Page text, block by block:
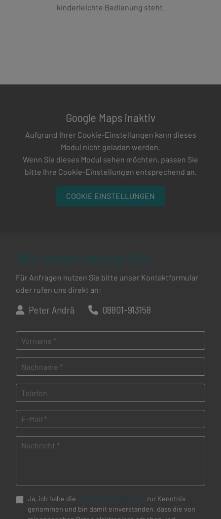
kinderleichte Bedienung steht.
Google Maps inaktiv
Aufgrund Ihrer Cookie-Einstellungen kann dieses
Modul nicht geladen werden.
Wenn Sie dieses Modul sehen möchten, passen Sie
bitte Ihre Cookie-Einstellungen entsprechend an.
COOKIE EINSTELLUNGEN
Wir freuen uns auf Sie!
Für Anfragen nutzen Sie bitte unser Kontaktformular
oder rufen uns direkt an:
Peter Andrä 08801-913158
Ja, ich habe die Datenschutzerklärung zur Kenntnis
genommen und bin damit einverstanden, dass die von